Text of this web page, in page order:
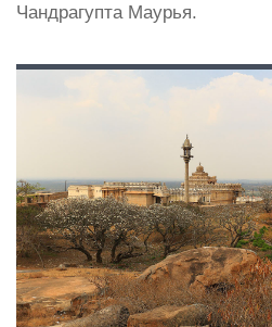
Чандрагупта Маурья.